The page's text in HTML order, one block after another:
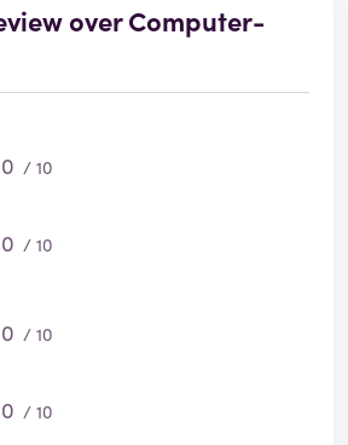
over Computer-
0 / 10
0 / 10
0 / 10
0 / 10